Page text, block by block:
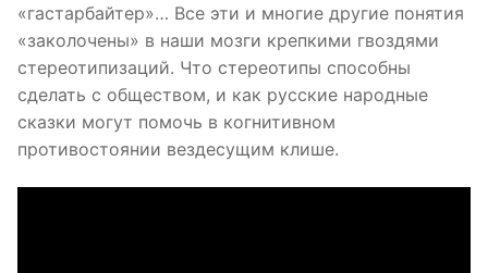
«гастарбайтер»… Все эти и многие другие понятия
«заколочены» в наши мозги крепкими гвоздями
стереотипизаций. Что стереотипы способны
сделать с обществом, и как русские народные
сказки могут помочь в когнитивном
противостоянии вездесущим клише.